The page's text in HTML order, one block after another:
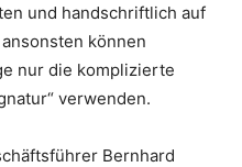
und handschriftlich auf
können
nur die komplizierte
verwenden.
Bernhard